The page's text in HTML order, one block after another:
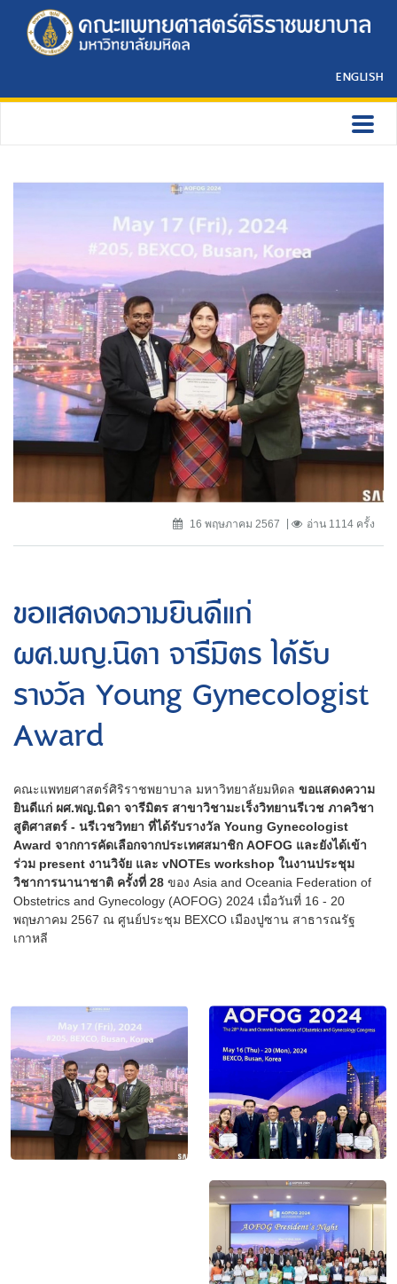
ENGLISH
16 พฤษภาคม 2567 อ่าน 1114 ครั้ง
ขอแสดงความยินดีแก่
ผศ.พญ.นิดา จารีมิตร ได้รับ
รางวัล Young Gynecologist
Award
คณะแพทยศาสตร์ศิริราชพยาบาล มหาวิทยาลัยมหิดล ขอแสดงความ
ยินดีแก่ ผศ.พญ.นิดา จารีมิตร สาขาวิชามะเร็งวิทยานรีเวช ภาควิชา
สูติศาสตร์ - นรีเวชวิทยา ที่ได้รับรางวัล Young Gynecologist
Award จากการคัดเลือกจากประเทศสมาชิก AOFOG และยังได้เข้า
ร่วม present งานวิจัย และ vNOTEs workshop ในงานประชุม
วิชาการนานาชาติ ครั้งที่ 28 ของ Asia and Oceania Federation of
Obstetrics and Gynecology (AOFOG) 2024 เมื่อวันที่ 16 - 20
พฤษภาคม 2567 ณ ศูนย์ประชุม BEXCO เมืองปูซาน สาธารณรัฐ
เกาหลี